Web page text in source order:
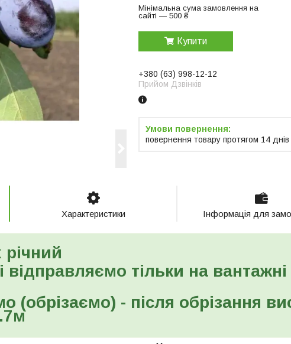
Мінімальна сума замовлення на
сайті — 500 ₴
Купити
+380 (63) 998-12-12
Прийом Дзвінків
повернення товару протягом 14 днів
Характеристики Інформація для
річний
відправляємо тільки на вантажні
(обрізаємо) - після обрізання